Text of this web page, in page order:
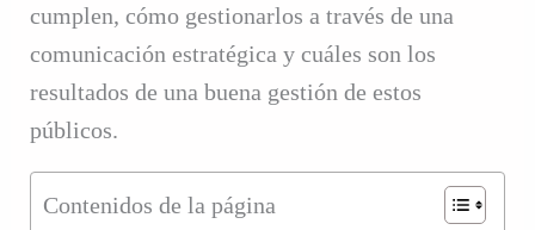
cumplen, cómo gestionarlos a través de una
comunicación estratégica y cuáles son los
resultados de una buena gestión de estos
públicos.
Contenidos de la página